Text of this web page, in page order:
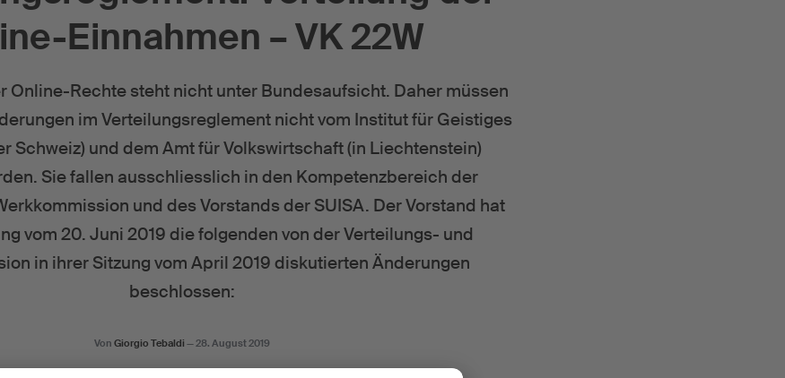
Einnahmen – VK 22W
Online-Rechte steht nicht unter Bundesaufsicht. Daher müssen
im Verteilungsreglement nicht vom Institut für Geistiges
Schweiz) und dem Amt für Volkswirtschaft (in Liechtenstein)
Sie fallen ausschliesslich in den Kompetenzbereich der
und des Vorstands der SUISA. Der Vorstand hat
vom 20. Juni 2019 die folgenden von der Verteilungs- und
in ihrer Sitzung vom April 2019 diskutierten Änderungen
beschlossen:
Von Giorgio Tebaldi — 28. August 2019